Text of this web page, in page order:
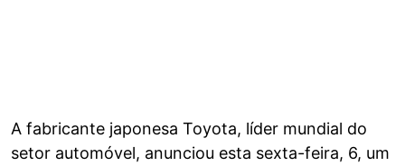
A fabricante japonesa Toyota, líder mundial do
setor automóvel, anunciou esta sexta-feira, 6, um